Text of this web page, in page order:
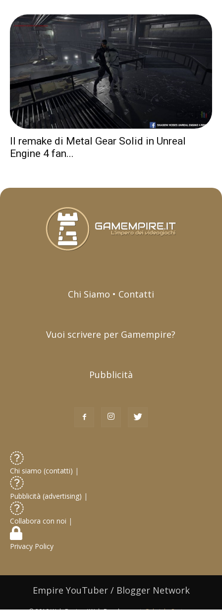
Il remake di Metal Gear Solid in Unreal
Engine 4 fan...
Chi Siamo • Contatti
Vuoi scrivere per Gamempire?
Pubblicità
Chi siamo (contatti) |
Pubblicità (advertising) |
Collabora con noi |
Privacy Policy
Empire YouTuber / Blogger Network
© 2019 Web Design / Web Development:Gabriele Castoro